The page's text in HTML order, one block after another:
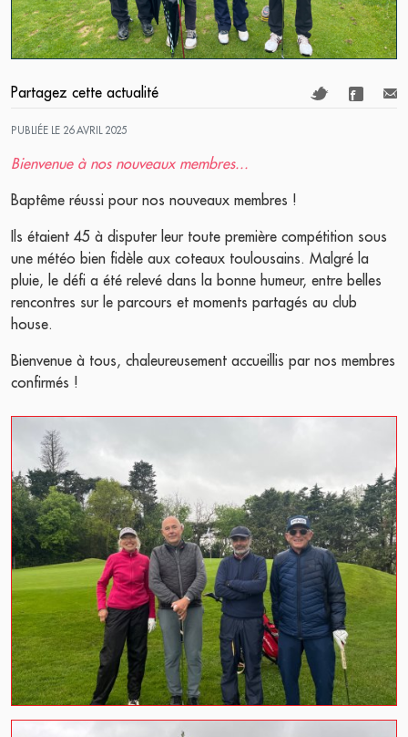
Partagez cette actualité
PUBLIÉE LE 26 AVRIL 2025
Bienvenue à nos nouveaux membres...
Baptême réussi pour nos nouveaux membres !
Ils étaient 45 à disputer leur toute première compétition sous
une météo bien fidèle aux coteaux toulousains. Malgré la
pluie, le défi a été relevé dans la bonne humeur, entre belles
rencontres sur le parcours et moments partagés au club
house.
Bienvenue à tous, chaleureusement accueillis par nos membres
confirmés !